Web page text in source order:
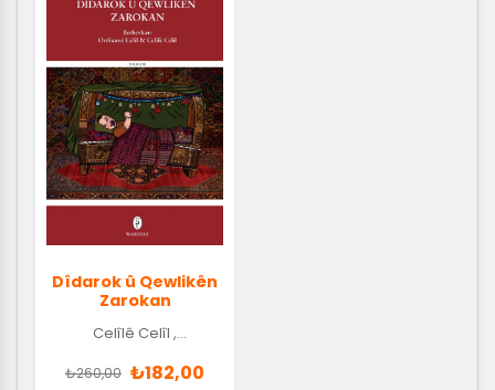
Dîdarok û Qewlikên
Zarokan
Celîlê Celîl ,
Ordîxanê Celîl
₺260,00 ₺182,00